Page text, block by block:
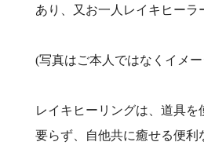
あり、又お一人レイキヒーラ
(写真はご本人ではなくイメ
レイキヒーリングは、道具を
要らず、自他共に癒せる便利